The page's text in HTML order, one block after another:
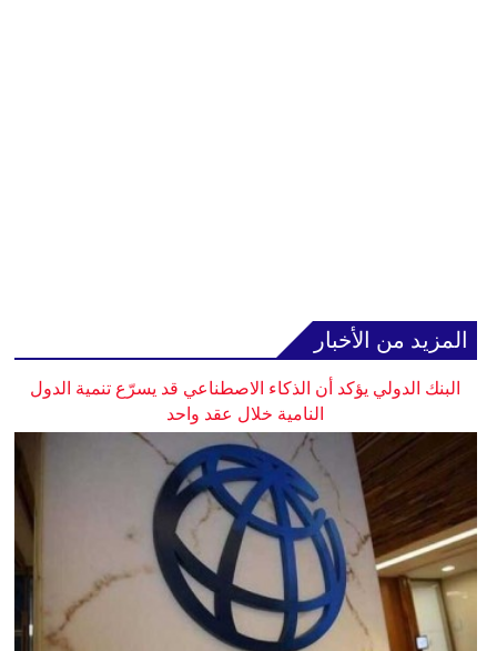
المزيد من الأخبار
البنك الدولي يؤكد أن الذكاء الاصطناعي قد يسرّع تنمية الدول
النامية خلال عقد واحد